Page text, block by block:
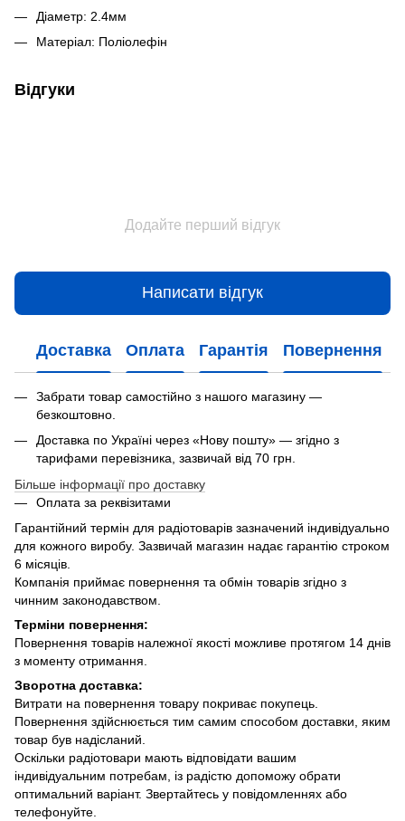
Діаметр: 2.4мм
Матеріал: Поліолефін
Відгуки
Додайте перший відгук
Написати відгук
Доставка Оплата Гарантія Повернення
Забрати товар самостійно з нашого магазину —
безкоштовно.
Доставка по Україні через «Нову пошту» — згідно з
тарифами перевізника, зазвичай від 70 грн.
Більше інформації про доставку
Оплата за реквізитами
Гарантійний термін для радіотоварів зазначений індивідуально
для кожного виробу. Зазвичай магазин надає гарантію строком
6 місяців.
Компанія приймає повернення та обмін товарів згідно з
чинним законодавством.
Терміни повернення:
Повернення товарів належної якості можливе протягом 14 днів
з моменту отримання.
Зворотна доставка:
Витрати на повернення товару покриває покупець.
Повернення здійснюється тим самим способом доставки, яким
товар був надісланий.
Оскільки радіотовари мають відповідати вашим
індивідуальним потребам, із радістю допоможу обрати
оптимальний варіант. Звертайтесь у повідомленнях або
телефонуйте.